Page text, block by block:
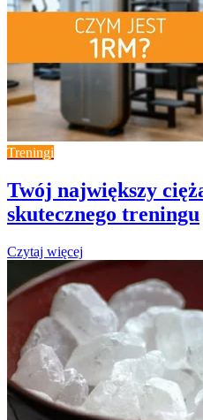
Treningi
Twój największy
skutecznego treningu
Czytaj więcej